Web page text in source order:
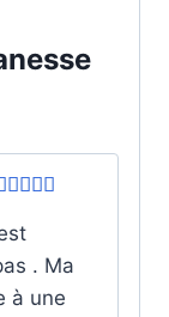
. Ma
à une